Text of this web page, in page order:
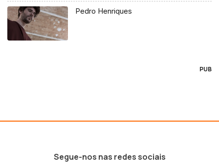
Pedro Henriques
PUB
Segue-nos nas redes sociais